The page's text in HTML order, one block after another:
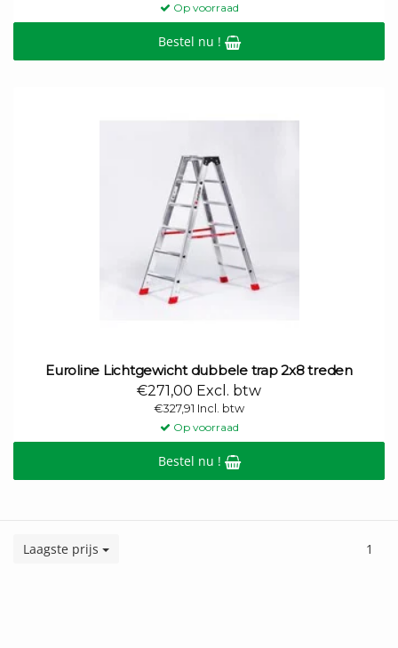
Op voorraad
Bestel nu !
Euroline Lichtgewicht dubbele trap 2x8 treden
€271,00 Excl. btw
€327,91 Incl. btw
Op voorraad
Bestel nu !
Laagste prijs 1